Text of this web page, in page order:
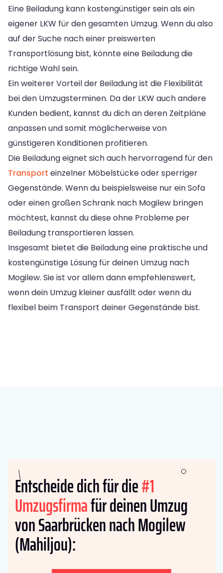
Eine Beiladung kann kostengünstiger sein als ein
eigener LKW für den gesamten Umzug. Wenn du also
auf der Suche nach einer preiswerten
Transportlösung bist, könnte eine Beiladung die
richtige Wahl sein.
Ein weiterer Vorteil der Beiladung ist die Flexibilität
bei den Umzugsterminen. Da der LKW auch andere
Kunden bedient, kannst du dich an deren Zeitpläne
anpassen und somit möglicherweise von
günstigeren Konditionen profitieren.
Die Beiladung eignet sich auch hervorragend für den
Transport einzelner Möbelstücke oder sperriger
Gegenstände. Wenn du beispielsweise nur ein Sofa
oder einen großen Schrank nach Mogilew bringen
möchtest, kannst du diese ohne Probleme per
Beiladung transportieren lassen.
Insgesamt bietet die Beiladung eine praktische und
kostengünstige Lösung für deinen Umzug nach
Mogilew. Sie ist vor allem dann empfehlenswert,
wenn dein Umzug kleiner ausfällt oder wenn du
flexibel beim Transport deiner Gegenstände bist.
Entscheide dich für die#1
Umzugsfirmafür deinen Umzug
von Saarbrücken nach Mogilew
(Mahiljou):